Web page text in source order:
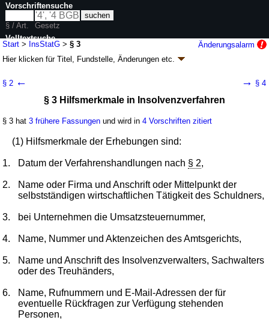
Start > InsStatG >§ 3
Änderungsalarm
Hier klicken fürTitel, Fundstelle, Änderungen etc.
Artikel 37G. v. 10.08.2021BGBl. I S. 3436
Einzelgläubigeranfechtung
wird in 4 Vorschriften zitiert
§ 2 ← → § 4
§ 3 Hilfsmerkmale in Insolvenzverfahren
§ 3 hat3 frühere Fassungen und wird in4 Vorschriften zitiert
(1) Hilfsmerkmale der Erhebungen sind:
1. Datum der Verfahrenshandlungen nach § 2,
2.
Name oder Firma und Anschrift oder Mittelpunkt der
selbstständigen wirtschaftlichen Tätigkeit des Schuldners,
3. bei Unternehmen die Umsatzsteuernummer,
4. Name, Nummer und Aktenzeichen des Amtsgerichts,
5.
Name und Anschrift des Insolvenzverwalters, Sachwalters
oder des Treuhänders,
6.
Name, Rufnummern und E-Mail-Adressen der für
eventuelle Rückfragen zur Verfügung stehenden
Personen,
Vorschriftensuche
§ / Art.
Gesetz
Volltextsuche
nur in InsStatG